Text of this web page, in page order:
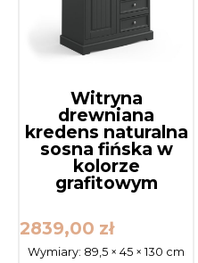
Witryna
drewniana
kredens naturalna
sosna fińska w
kolorze
grafitowym
2839,00 zł
Wymiary: 89,5 × 45 × 130 cm